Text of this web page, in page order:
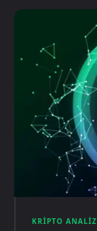
KRIPTO ANALIZ